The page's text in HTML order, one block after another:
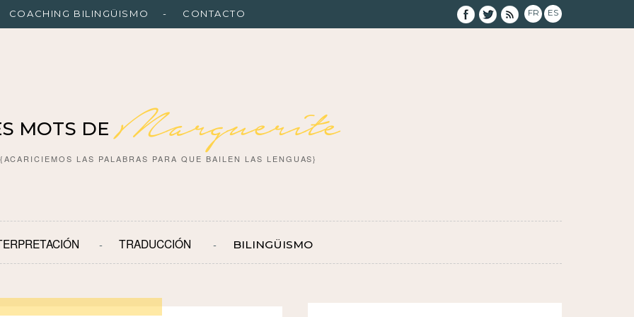
COACHING BILINGÜISMO CONTACTO FR ES
MOTS DE Marguerite
{ACARICIEMOS LAS PALABRAS PARA QUE BAILEN LAS LENGUAS}
TRADUCCIÓN BILINGÜISMO